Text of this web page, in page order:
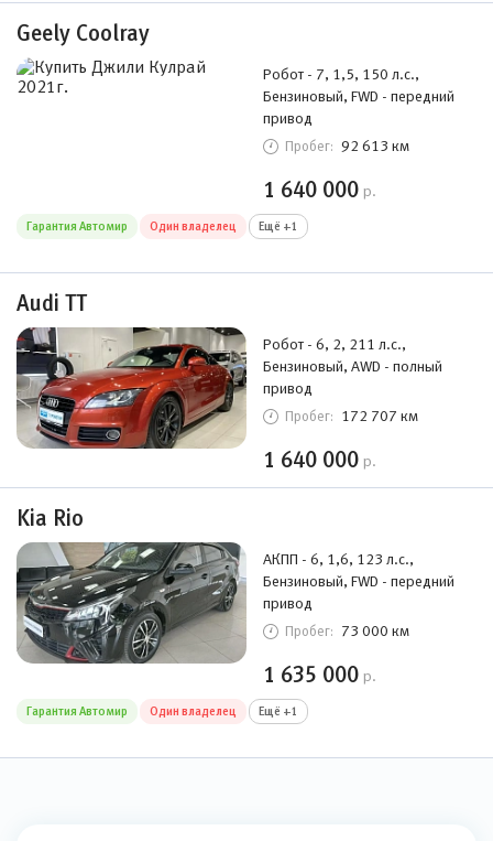
Geely Coolray
Робот - 7, 1,5, 150 л.с.,
Бензиновый, FWD - передний
привод
Пробег: 92 613 км
1 640 000 р.
Гарантия Автомир Один владелец Ещё +1
Audi TT
Робот - 6, 2, 211 л.с.,
Бензиновый, AWD - полный
привод
Пробег: 172 707 км
1 640 000 р.
Kia Rio
АКПП - 6, 1,6, 123 л.с.,
Бензиновый, FWD - передний
привод
Пробег: 73 000 км
1 635 000 р.
Гарантия Автомир Один владелец Ещё +1